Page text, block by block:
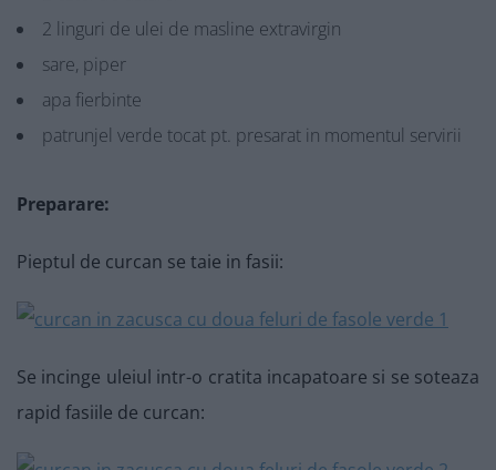
2 linguri de ulei de masline extravirgin
sare, piper
apa fierbinte
patrunjel verde tocat pt. presarat in momentul servirii
Preparare:
Pieptul de curcan se taie in fasii:
Se incinge uleiul intr-o cratita incapatoare si se soteaza
rapid fasiile de curcan: